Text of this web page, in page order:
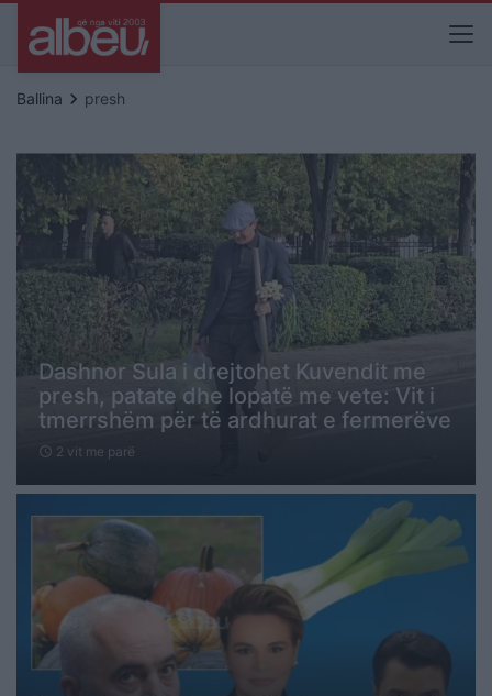
Ballina keyboard_arrow_right presh
Dashnor Sula i drejtohet Kuvendit me
presh, patate dhe lopatë me vete: Vit i
tmerrshëm për të ardhurat e fermerëve
schedule 2 vit me parë